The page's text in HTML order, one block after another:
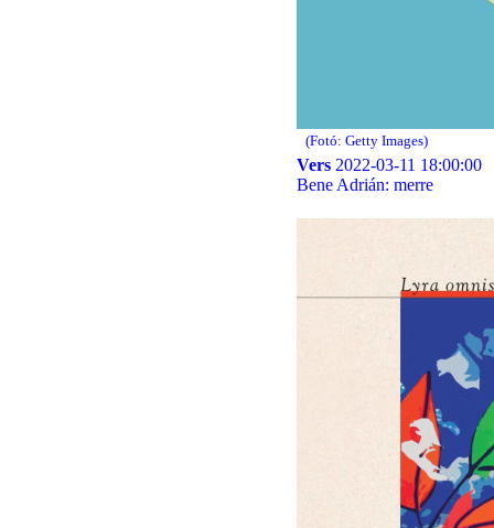
(Fotó: Getty Images)
Vers 2022-03-11 18:00:00
Bene Adrián: merre